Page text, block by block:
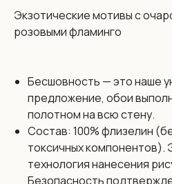
Экзотические мотивы с
розовыми фламинго
Бесшовность — это наше
предложение, обои
полотном на всю стену.
Состав: 100% флизелин
токсичных компонентов).
технология нанесения
Безопасность
Размеры: